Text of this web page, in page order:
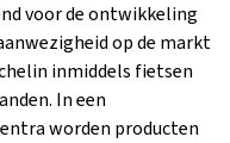
voor de ontwikkeling
op de markt
inmiddels fietsen
In een
worden producten